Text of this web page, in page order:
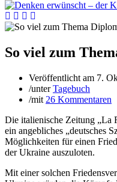
So viel zum
Veröffentlicht am 7.
/unterTagebuch
/mit 26 Kommentaren
Die italienische Zeitung „La
ein angebliches „deutsches
Möglichkeiten für einen
der Ukraine auszuloten.
Mit einer solchen